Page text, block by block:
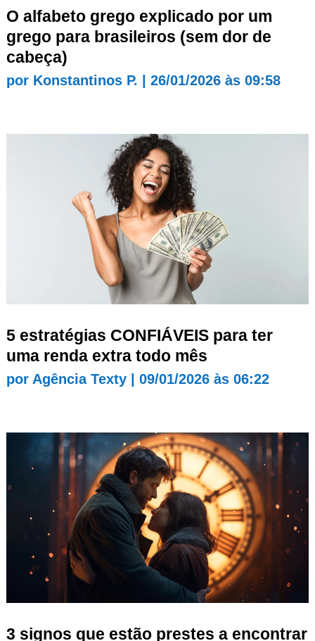
O alfabeto grego explicado por um
grego para brasileiros (sem dor de
cabeça)
por Konstantinos P. 26/01/2026 às 09:58
5 estratégias CONFIÁVEIS para ter
uma renda extra todo mês
por Agência Texty| 09/01/2026 às 06:22
3 signos que estão prestes a encontrar